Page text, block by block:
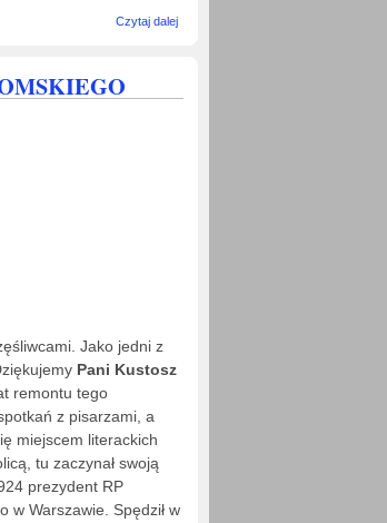
Czytaj dalejwpis "OCALIĆ
PAMIĘCI
Jako jedni z
Pani Kustosz
remontu tego
z pisarzami, a
miejscem literackich
tu zaczynał swoją
prezydent RP
w Warszawie. Spędził w